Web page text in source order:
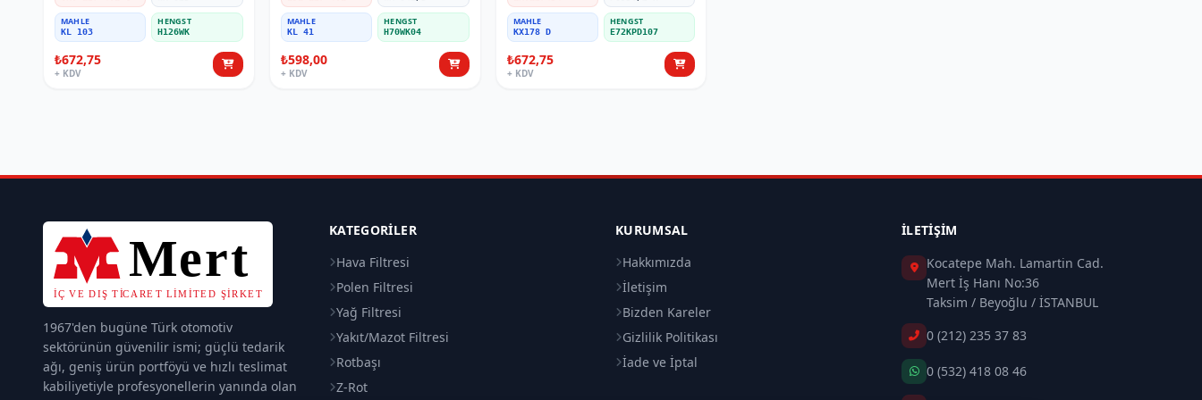
MAHLE
KL 103
HENGST
H126WK
₺672,75
+ KDV
MAHLE
KL 41
HENGST
H70WK04
₺598,00
+ KDV
MAHLE
KX178 D
HENGST
E72KPD107
₺672,75
+ KDV
1967'den bugüne Türk otomotiv
sektörünün güvenilir ismi; güçlü tedarik
ağı, geniş ürün portföyü ve hızlı teslimat
kabiliyetiyle profesyonellerin yanında olan
KATEGORILER
Hava Filtresi
Polen Filtresi
Yağ Filtresi
Yakıt/Mazot Filtresi
Rotbaşı
Z-Rot
KURUMSAL
Hakkımızda
İletişim
Bizden Kareler
Gizlilik Politikası
İade ve İptal
İLETIŞIM
Kocatepe Mah. Lamartin Cad.
Mert İş Hanı No:36
Taksim / Beyoğlu / İSTANBUL
0 (212) 235 37 83
0 (532) 418 08 46